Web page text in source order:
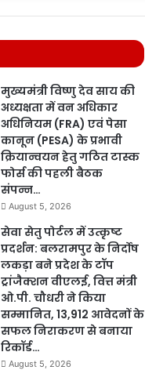
मुख्यमंत्री विष्णु देव साय की
अध्यक्षता में वन अधिकार
अधिनियम (FRA) एवं पेसा
कानून (PESA) के प्रभावी
क्रियान्वयन हेतु गठित टास्क
फोर्स की पहली बैठक
संपन्न…
August 5, 2026
सेवा सेतु पोर्टल में उत्कृष्ट
प्रदर्शन: बलरामपुर के निर्दोष
लकड़ा बने प्रदेश के टॉप
ट्रांजैक्शन वीएलई, वित्त मंत्री
ओ.पी. चौधरी ने किया
सम्मानित, 13,912 आवेदनों के
सफल निराकरण से बनाया
रिकॉर्ड…
August 5, 2026